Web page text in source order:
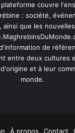
couvre
: société,
ainsi que les
de
entre deux cultures
et à leur
monde.
À propos Contact